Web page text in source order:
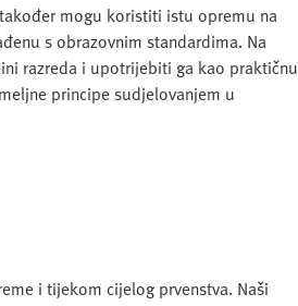
mogu koristiti istu opremu na
s obrazovnim standardima. Na
razreda i upotrijebiti ga kao praktičnu
principe sudjelovanjem u
i tijekom cijelog prvenstva. Naši